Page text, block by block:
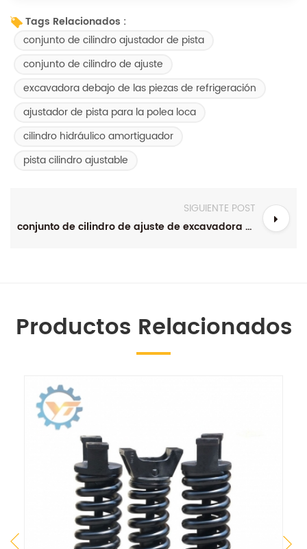
Tags Relacionados :
conjunto de cilindro ajustador de pista
conjunto de cilindro de ajuste
excavadora debajo de las piezas de refrigeración
ajustador de pista para la polea loca
cilindro hidráulico amortiguador
pista cilindro ajustable
SIGUIENTE POST
conjunto de cilindro de ajuste de excavadora y excavadora resorte de retroceso de aleación
Productos Relacionados